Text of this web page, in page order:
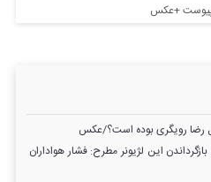
پیوست +عکس
رضا رویگری بوده است؟/عکس
این لژیونر مطرح: فشار هواداران